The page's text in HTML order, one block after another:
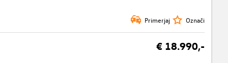
Primerjaj Označi
€ 18.990,-